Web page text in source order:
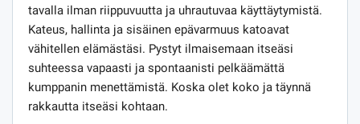
tavalla ilman riippuvuutta ja uhrautuvaa käyttäytymistä.
Kateus, hallinta ja sisäinen epävarmuus katoavat
vähitellen elämästäsi. Pystyt ilmaisemaan itseäsi
suhteessa vapaasti ja spontaanisti pelkäämättä
kumppanin menettämistä. Koska olet koko ja täynnä
rakkautta itseäsi kohtaan.